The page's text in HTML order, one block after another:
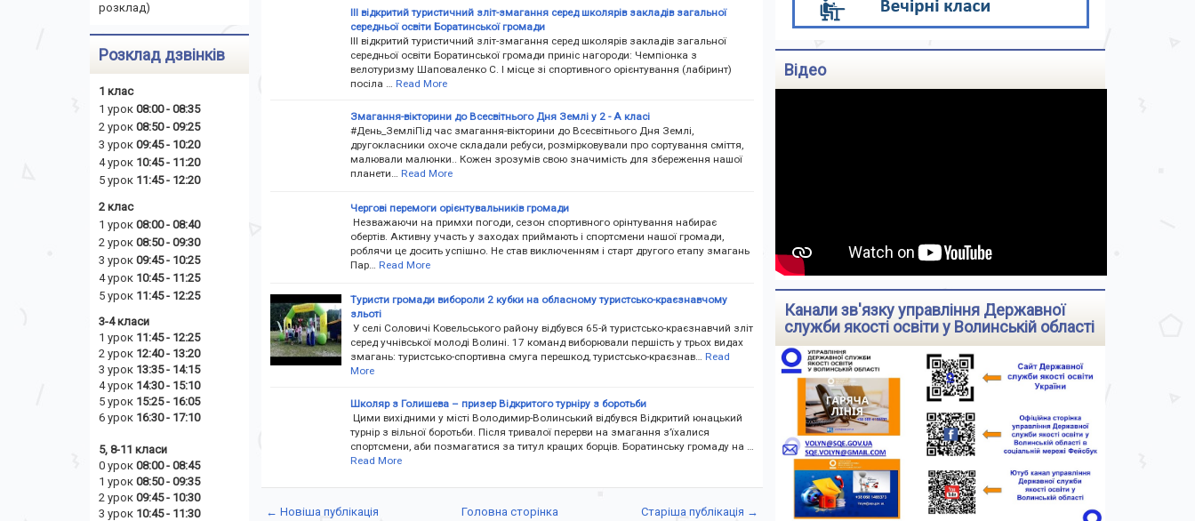
ІІІ відкритий туристичний зліт-змагання серед школярів закладів загальної
середньої освіти Боратинської громади
ІІІ відкритий туристичний зліт-змагання серед школярів закладів загальної
середньої освіти Боратинської громади приніс нагороди: Чемпіонка з
велотуризму Шаповаленко С. І місце зі спортивного орієнтування (лабіринт)
посіла … Read More
Змагання-вікторини до Всесвітнього Дня Землі у 2 - А класі
#День_ЗемліПід час змагання-вікторини до Всесвітнього Дня Землі,
другокласники охоче складали ребуси, розмірковували про сортування сміття,
малювали малюнки.. Кожен зрозумів свою значимість для збереження нашої
планети… Read More
Чергові перемоги орієнтувальників громади
Незважаючи на примхи погоди, сезон спортивного орінтування набирає
обертів. Активну участь у заходах приймають і спортсмени нашої громади,
роблячи це досить успішно. Не став виключенням і старт другого етапу змагань
Пар… Read More
Туристи громади вибороли 2 кубки на обласному туристсько-краєзнавчому
зльоті
У селі Соловичі Ковельського району відбувся 65-й туристсько-краєзнавчий зліт
серед учнівської молоді Волині. 17 команд виборювали першість у трьох видах
змагань: туристсько-спортивна смуга перешкод, туристсько-краєзнав… Read
More
Школяр з Голишева – призер Відкритого турніру з боротьби
Цими вихідними у місті Володимир-Волинський відбувся Відкритий юнацький
турнір з вільної боротьби. Після тривалої перерви на змагання з’їхалися
спортсмени, аби позмагатися за титул кращих борців. Боратинську громаду на …
Read More
← Новіша публікація Старіша публікація →
Головна сторінка
розклад)
Розклад дзвінків
1 клас
1 урок 08:00 - 08:35
2 урок 08:50 - 09:25
3 урок 09:45 - 10:20
4 урок 10:45 - 11:20
5 урок 11:45 - 12:20
2 клас
1 урок 08:00 - 08:40
2 урок 08:50 - 09:30
3 урок 09:45 - 10:25
4 урок 10:45 - 11:25
5 урок 11:45 - 12:25
3-4 класи
1 урок 11:45 - 12:25
2 урок 12:40 - 13:20
3 урок 13:35 - 14:15
4 урок 14:30 - 15:10
5 урок 15:25 - 16:05
6 урок 16:30 - 17:10
5, 8-11 класи
0 урок 08:00 - 08:45
1 урок 08:50 - 09:35
2 урок 09:45 - 10:30
3 урок 10:45 - 11:30
Відео
Канали зв'язку управління Державної
служби якості освіти у Волинській області